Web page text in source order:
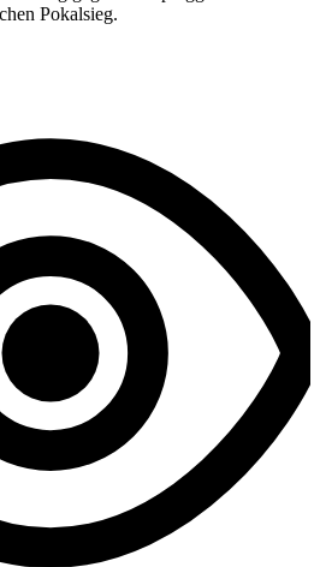
Pokalsieg.